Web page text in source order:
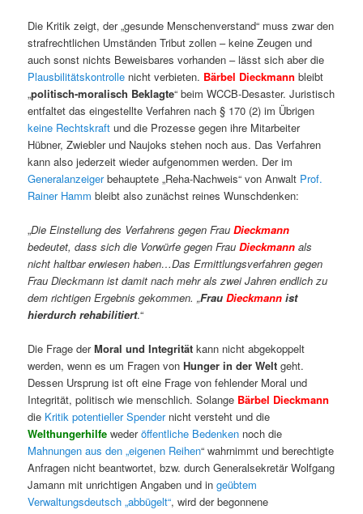
Die Kritik zeigt, der „gesunde Menschenverstand“ muss zwar den
strafrechtlichen Umständen Tribut zollen – keine Zeugen und
auch sonst nichts Beweisbares vorhanden – lässt sich aber die
Plausbilitätskontrolle nicht verbieten. Bärbel Dieckmannbleibt
„politisch-moralisch Beklagte“ beim WCCB-Desaster. Juristisch
entfaltet das eingestellte Verfahren nach § 170 (2) im Übrigen
keine Rechtskraft und die Prozesse gegen ihre Mitarbeiter
Hübner, Zwiebler und Naujoks stehen noch aus. Das Verfahren
kann also jederzeit wieder aufgenommen werden. Der im
Generalanzeigerbehauptete „Reha-Nachweis“ von Anwalt Prof.
Rainer Hamm bleibt also zunächst reines Wunschdenken:
„Die Einstellung des Verfahrens gegen FrauDieckmann
bedeutet, dass sich die Vorwürfe gegen FrauDieckmannals
nicht haltbar erwiesen haben…Das Ermittlungsverfahren gegen
Frau Dieckmann ist damit nach mehr als zwei Jahren endlich zu
dem richtigen Ergebnis gekommen. „FrauDieckmann ist
hierdurch rehabilitiert.“
Die Frage derMoral und Integrität kann nicht abgekoppelt
werden, wenn es um Fragen vonHunger in der Weltgeht.
Dessen Ursprung ist oft eine Frage von fehlender Moral und
Integrität, politisch wie menschlich. Solange Bärbel Dieckmann
die Kritik potentieller Spendernicht versteht und die
Welthungerhilfe wederöffentliche Bedenken noch die
Mahnungen aus den „eigenen Reihen“ wahrnimmt und berechtigte
Anfragen nicht beantwortet, bzw. durch Generalsekretär Wolfgang
Jamann mit unrichtigen Angaben und ingeübtem
Verwaltungsdeutsch „abbügelt“, wird der begonnene